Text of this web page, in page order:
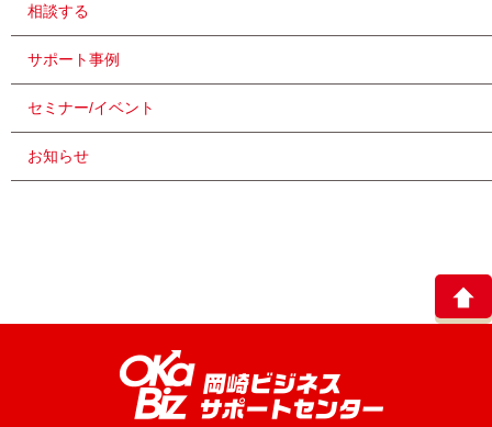
相談する
サポート事例
セミナー/イベント
お知らせ